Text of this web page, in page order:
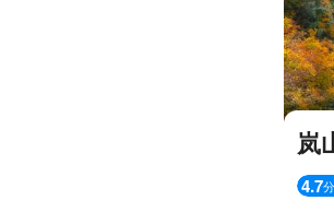
岚
4.7分